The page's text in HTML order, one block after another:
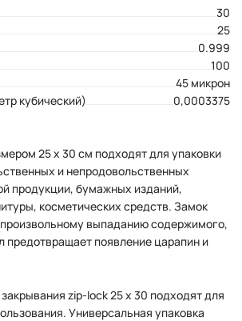
30
25
0.999
100
45 микрон
кубический)
0,0003375
25 х 30 см подходят для упаковки
и непродовольственных
продукции, бумажных изданий,
косметических средств. Замок
выпаданию содержимого,
предотвращает появление царапин и
zip-lock 25 х 30 подходят для
Универсальная упаковка